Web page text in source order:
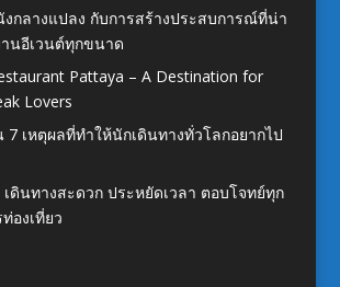
กลางแปลง กับการสร้างประสบการณ์ที่น่า
นอีเวนต์ทุกขนาด
Pattaya – A Destination for
Lovers
7 เหตุผลที่ทำให้นักเดินทางทั่วโลกอยากไป
เดินทางสะดวก ประหยัดเวลา ตอบโจทย์ทุก
องเที่ยว